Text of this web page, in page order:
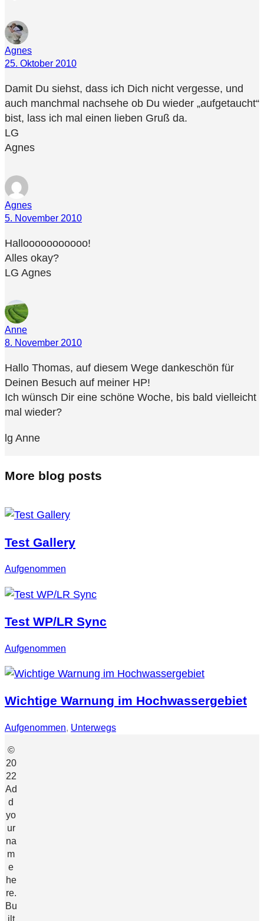
Agnes
25. Oktober 2010
Damit Du siehst, dass ich Dich nicht vergesse, und
auch manchmal nachsehe ob Du wieder „aufgetaucht“
bist, lass ich mal einen lieben Gruß da.
LG
Agnes
Agnes
5. November 2010
Hallooooooooooo!
Alles okay?
LG Agnes
Anne
8. November 2010
Hallo Thomas, auf diesem Wege dankeschön für
Deinen Besuch auf meiner HP!
Ich wünsch Dir eine schöne Woche, bis bald vielleicht
mal wieder?
lg Anne
More blog posts
Test Gallery
Aufgenommen
Test WP/LR Sync
Aufgenommen
Wichtige Warnung im Hochwassergebiet
Aufgenommen, Unterwegs
©
20
22
Ad
d
yo
ur
na
m
e
he
re.
Bu
ilt